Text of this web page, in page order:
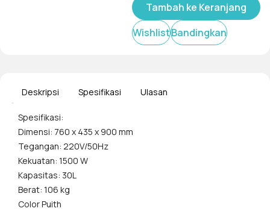
memudahkan anda untuk
membuat adonan dalam skala
besar.
Tambah ke Keranjang
WishlistBandingkan
Deskripsi Spesifikasi Ulasan
Spesifikasi:
Dimensi: 760 x 435 x 900 mm
Tegangan: 220V/50Hz
Kekuatan: 1500 W
Kapasitas: 30L
Berat: 106 kg
Color Puith